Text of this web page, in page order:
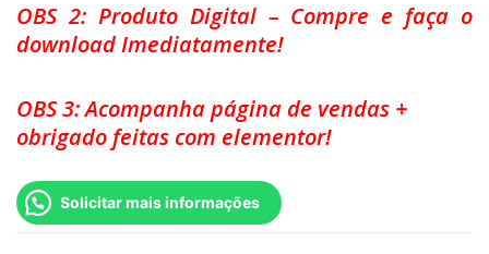
OBS 2: Produto Digital – Compre e faça o
download Imediatamente!
OBS 3: Acompanha página de vendas +
obrigado feitas com elementor!
Solicitar mais informações